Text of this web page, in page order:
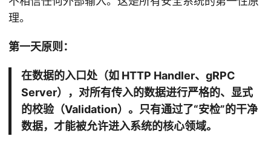
理。
第一天原则：
在数据的入口处（如 HTTP Handler、gRPC
Server），对所有传入的数据进行严格的、显式
的校验（Validation）。只有通过了“安检”的干净
数据，才能被允许进入系统的核心领域。